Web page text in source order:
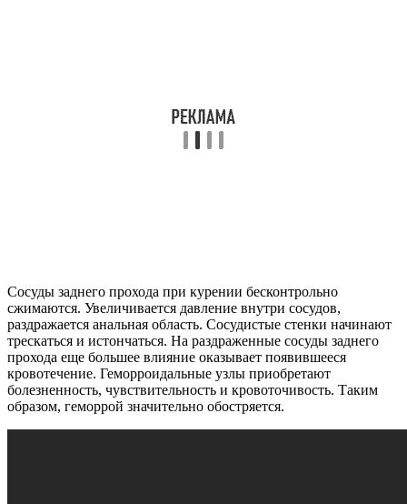
Сосуды заднего прохода при курении бесконтрольно
сжимаются. Увеличивается давление внутри сосудов,
раздражается анальная область. Сосудистые стенки начинают
трескаться и истончаться. На раздраженные сосуды заднего
прохода еще большее влияние оказывает появившееся
кровотечение. Геморроидальные узлы приобретают
болезненность, чувствительность и кровоточивость. Таким
образом, геморрой значительно обостряется.